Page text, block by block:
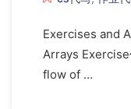
Exercises and
Arrays
flow of …